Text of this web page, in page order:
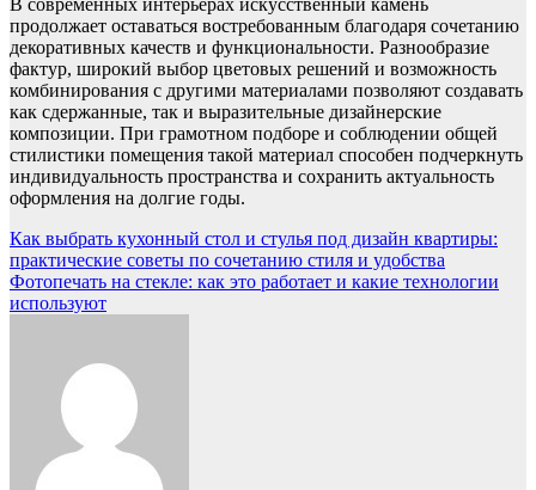
продолжает оставаться востребованным благодаря сочетанию
декоративных качеств и функциональности. Разнообразие
фактур, широкий выбор цветовых решений и возможность
комбинирования с другими материалами позволяют создавать
как сдержанные, так и выразительные дизайнерские
композиции. При грамотном подборе и соблюдении общей
стилистики помещения такой материал способен подчеркнуть
индивидуальность пространства и сохранить актуальность
оформления на долгие годы.
Навигация
по
записям
Как выбрать кухонный стол и стулья под дизайн квартиры:
практические советы по сочетанию стиля и удобства
Фотопечать на стекле: как это работает и какие технологии
используют